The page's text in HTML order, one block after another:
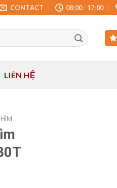
CONTACT 08:00 - 17:00
LIÊN HỆ